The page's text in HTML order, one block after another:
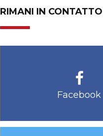
RIMANI IN CONTATTO
Facebook